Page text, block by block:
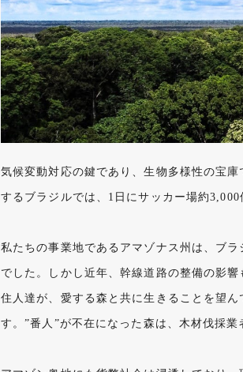
気候変動対応の鍵であり、生物多様性の宝
するブラジルでは、1日にサッカー場約3,000
私たちの事業地であるアマゾナス州は、ブ
でした。しかし近年、幹線道路の整備の影
住人達が、愛する森と共に生きることを望
す。”番人”が不在になった森は、木材伐採